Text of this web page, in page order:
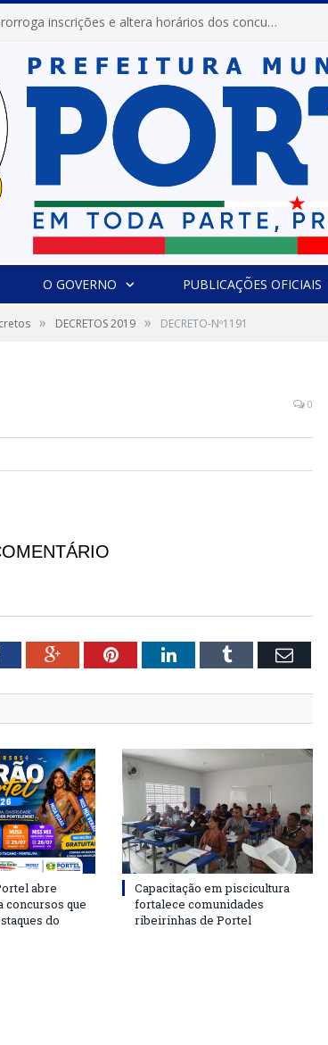
Prefeitura de Portel prorroga inscrições e altera horários dos concursos “Musa” e “Miss Mix Verão 2026”
O GOVERNO PUBLICAÇÕES OFICIAIS
» DECRETOS 2019 » DECRETO-Nº1191
0
Google+PinterestLinkedInTumblr Email
abre
concursos que
do
Capacitação em piscicultura
fortalece comunidades
ribeirinhas de Portel